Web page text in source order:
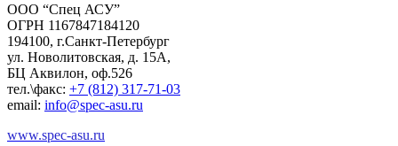
ООО “Спец АСУ”
ОГРН 1167847184120
194100, г.Санкт-Петербург
ул. Новолитовская, д. 15А,
БЦ Аквилон, оф.526
тел.\факс: +7 (812) 317-71-03
email: info@spec-asu.ru
www.spec-asu.ru